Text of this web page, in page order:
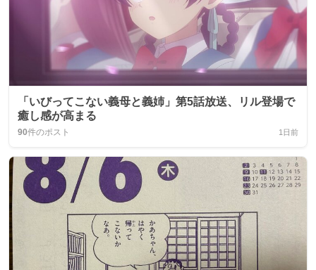
「いびってこない義母と義姉」第5話放送、リル登場で
癒し感が高まる
90件のポスト 1日前